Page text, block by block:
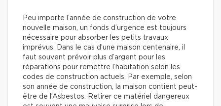
Peu importe l’année de construction de votre
nouvelle maison, un fonds d’urgence est toujours
nécessaire pour absorber les petits travaux
imprévus. Dans le cas d’une maison centenaire, il
faut souvent prévoir plus d’argent pour les
réparations pour remettre l’habitation selon les
codes de construction actuels. Par exemple, selon
son année de construction, la maison contient peut-
être de l’Asbestos. Retirer ce matériel dangereux